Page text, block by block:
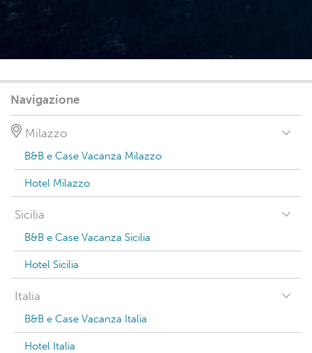
Navigazione
Milazzo
B&B e Case Vacanza Milazzo
Hotel Milazzo
Sicilia
B&B e Case Vacanza Sicilia
Hotel Sicilia
Italia
B&B e Case Vacanza Italia
Hotel Italia